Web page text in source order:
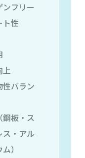
ンフリー
ト性
上
性バラン
鋼板・ス
ス・アル
）